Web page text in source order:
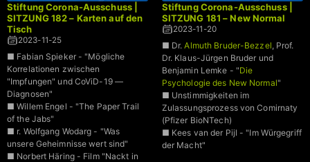
Stiftung Corona-Ausschuss |
SITZUNG 182 – Karten auf den
Tisch
2023-11-25
■ Fabian Spieker - "Mögliche
Korrelationen zwischen
"Impfungen" und CoViD-19 —
Diagnosen"
■ Willem Engel - "The Paper Trail
of the Jabs"
■ r. Wolfgang Wodarg - "Was
unsere Geheimnisse wert sind"
■ Norbert Häring - Film "Nackt in
Stiftung Corona-Ausschuss |
SITZUNG 181 – New Normal
2023-11-20
■ Dr.Almuth Bruder-Bezzel , Prof.
Dr. Klaus-Jürgen Bruder und
Benjamin Lemke - "Die
Psychologie des New Normal"
■ Unstimmigkeiten im
Zulassungsprozess von Comirnaty
(Pfizer BioNTech)
■ Kees van der Pijl - "Im Würgegriff
der Macht"